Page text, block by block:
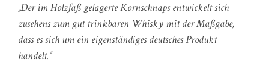
„Der im Holzfaß gelagerte Kornschnaps entwickelt sich
zusehens zum gut trinkbaren Whisky mit der Maßgabe,
dass es sich um ein eigenständiges deutsches Produkt
handelt.“